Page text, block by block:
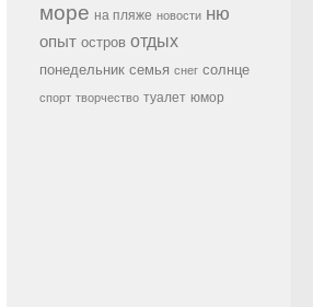
море на пляже новости ню
опыт остров отдых
понедельник семья снег солнце
спорт творчество туалет юмор